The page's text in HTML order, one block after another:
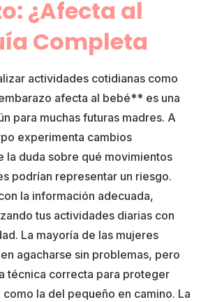
¿Afecta al
Completa
actividades cotidianas como
afecta al bebé** es una
para muchas futuras madres. A
experimenta cambios
la duda sobre qué movimientos
podrían representar un riesgo.
la información adecuada,
tus actividades diarias con
La mayoría de las mujeres
agacharse sin problemas, pero
técnica correcta para proteger
la del pequeño en camino. La